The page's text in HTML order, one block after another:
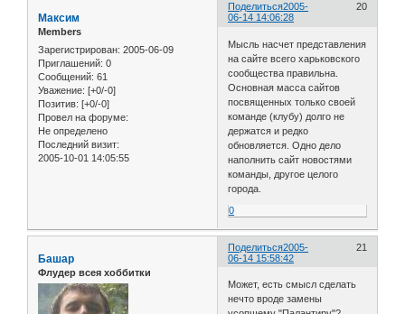
Поделиться 20
2005-
06-14 14:06:28
Максим
Members
Зарегистрирован: 2005-06-09
Приглашений: 0
Сообщений: 61
Уважение: [+0/-0]
Позитив: [+0/-0]
Провел на форуме:
Не определено
Последний визит:
2005-10-01 14:05:55
Мысль насчет представления
на сайте всего харьковского
сообщества правильна.
Основная масса сайтов
посвященных только своей
команде (клубу) долго не
держатся и редко
обновляется. Одно дело
наполнить сайт новостями
команды, другое целого
города.
0
Поделиться 21
2005-
06-14 15:58:42
Башар
Флудер всея хоббитки
Может, есть смысл сделать
нечто вроде замены